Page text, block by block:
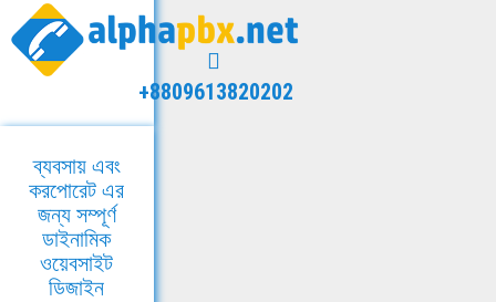
+8809613820202
ব্যবসায় এবং
করপোরেট এর
জন্য সম্পূর্ণ
ডাইনামিক
ওয়েবসাইট
ডিজাইন